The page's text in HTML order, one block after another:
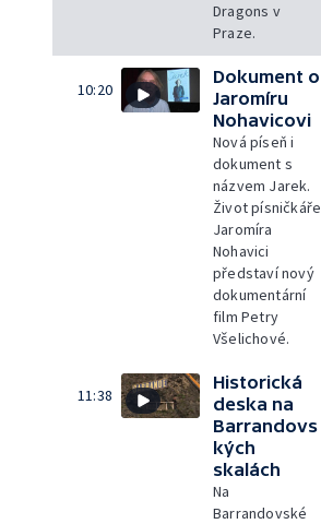
Dragons v
Praze.
10:20
Dokument o
Jaromíru
Nohavicovi
Nová píseň i
dokument s
názvem Jarek.
Život písničkáře
Jaromíra
Nohavici
představí nový
dokumentární
film Petry
Všelichové.
11:38
Historická
deska na
Barrandovs
kých
skalách
Na
Barrandovské